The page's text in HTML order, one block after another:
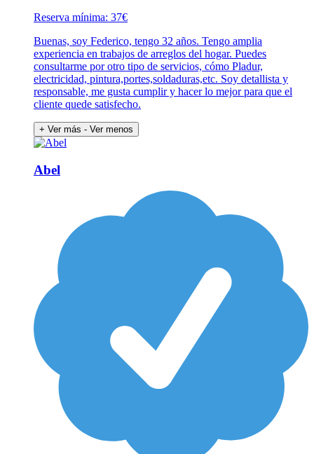
Reserva mínima: 37€
Buenas, soy Federico, tengo 32 años. Tengo amplia
experiencia en trabajos de arreglos del hogar. Puedes
consultarme por otro tipo de servicios, cómo Pladur,
electricidad, pintura,portes,soldaduras,etc. Soy detallista y
responsable, me gusta cumplir y hacer lo mejor para que el
cliente quede satisfecho.
+ Ver más - Ver menos
Abel